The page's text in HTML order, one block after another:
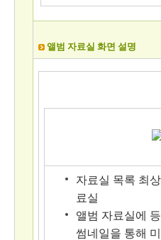
앨범 자료실 화면 설명
자료실 목록 최
료실
앨범 자료실에
썸네일을 통해